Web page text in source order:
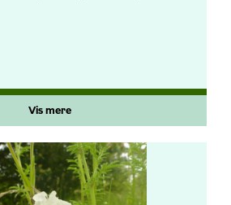
Vis mere